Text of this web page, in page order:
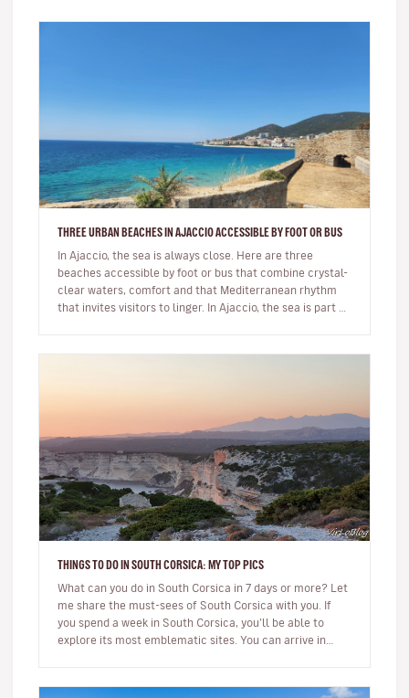
THREE URBAN BEACHES IN AJACCIO ACCESSIBLE BY FOOT OR BUS
In Ajaccio, the sea is always close. Here are three
beaches accessible by foot or bus that combine crystal-
clear waters, comfort and that Mediterranean rhythm
that invites visitors to linger. In Ajaccio, the sea is part of
THINGS TO DO IN SOUTH CORSICA: MY TOP PICS
What can you do in South Corsica in 7 days or more? Let
me share the must-sees of South Corsica with you. If
you spend a week in South Corsica, you’ll be able to
explore its most emblematic sites. You can arrive in